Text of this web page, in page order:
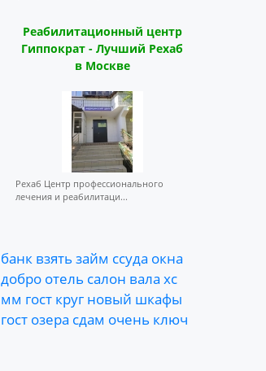
Реабилитационный центр
Гиппократ - Лучший Рехаб
в Москве
Рехаб Центр профессионального
лечения и реабилитаци...
банк взять займ ссуда окна
добро отель салон вала хс
мм гост круг новый шкафы
гост озера сдам очень ключ